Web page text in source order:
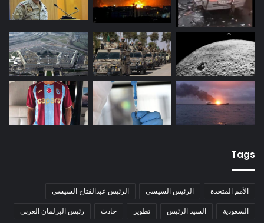
Tags
الأمم المتحدة الرئيس السيسي الرئيس عبدالفتاح السيسي
السعودية السيد الرئيس تطوير حادث رئيس البرلمان العربي